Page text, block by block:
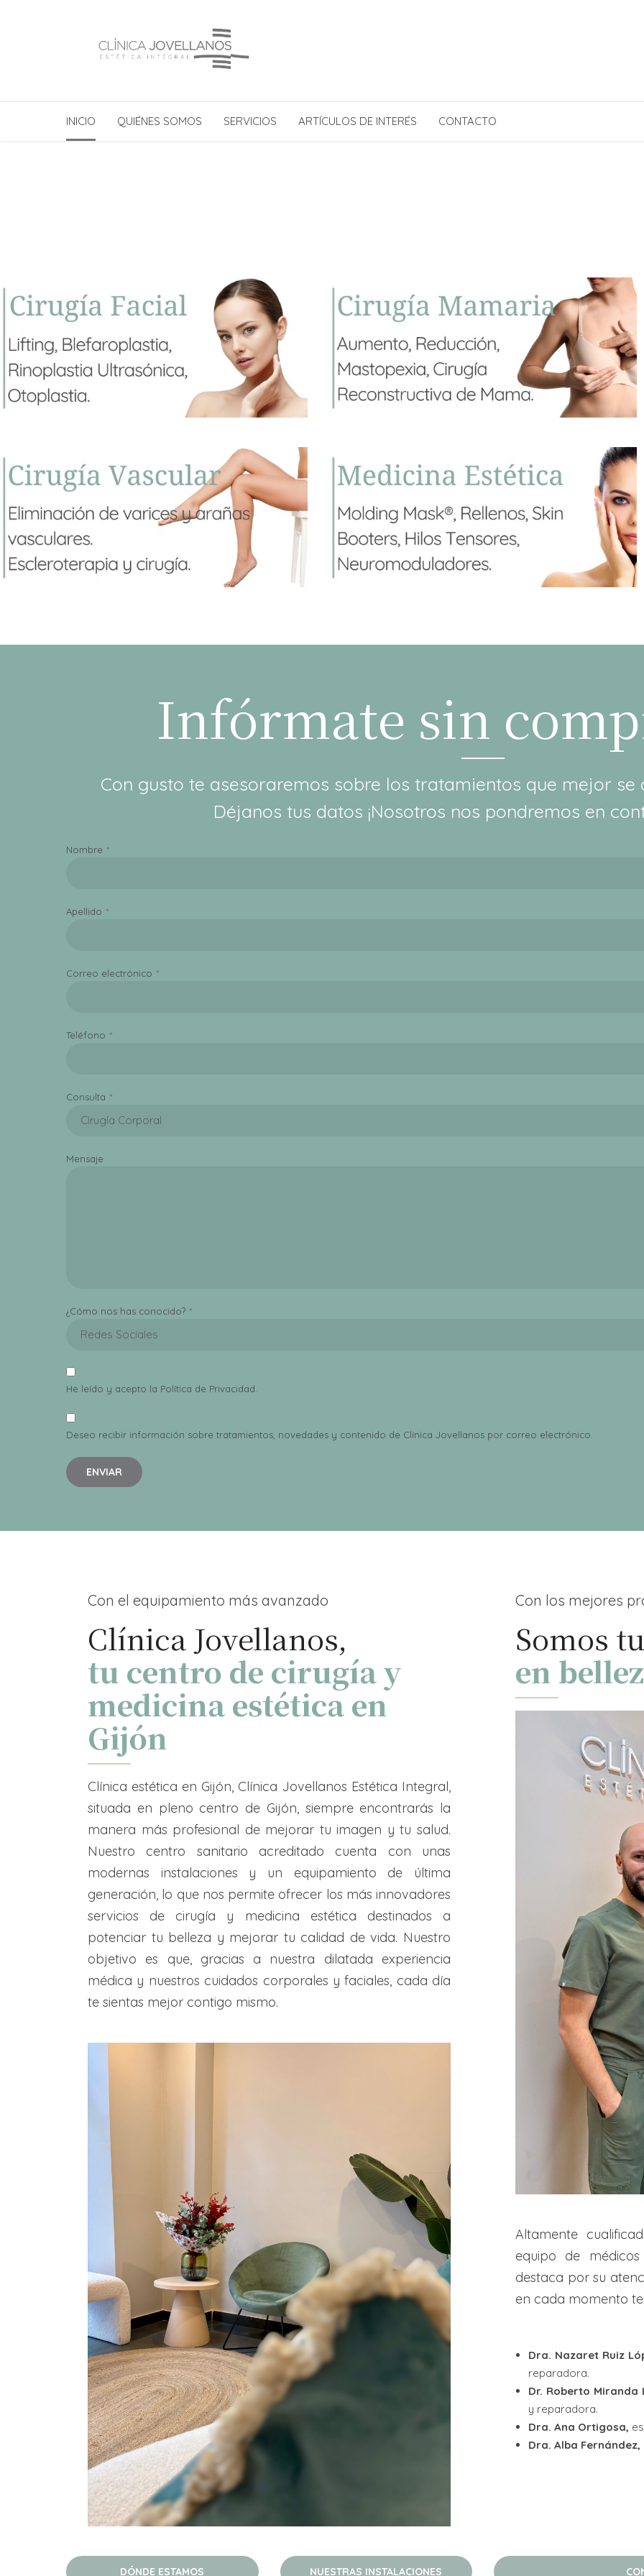
INICIO QUIÉNES SOMOS SERVICIOS ARTÍCULOS DE INTERÉS CONTACTO
Infórmate sin
Con gusto te asesoraremos sobre los tratamientos que mejor se
Déjanos tus datos ¡Nosotros nos pondremos en
Nombre
Apellido
Correo electrónico
Teléfono
Consulta
Cirugía Corporal
Mensaje
¿Cómo nos has conocido?
Redes Sociales
He leído y acepto la Política de Privacidad
Deseo recibir información sobre tratamientos, novedades y contenido de Clínica Jovellanos por correo electrónico.
Con el equipamiento más avanzado
Clínica Jovellanos,
tu centro de cirugía y
medicina estética en
Gijón
Clínica estética en Gijón, Clínica Jovellanos Estética Integral,
situada en pleno centro de Gijón, siempre encontrarás la
manera más profesional de mejorar tu imagen y tu salud.
Nuestro centro sanitario acreditado cuenta con unas
modernas instalaciones y un equipamiento de última
generación, lo que nos permite ofrecer los más innovadores
servicios de cirugía y medicina estética destinados a
potenciar tu belleza y mejorar tu calidad de vida. Nuestro
objetivo es que, gracias a nuestra dilatada experiencia
médica y nuestros cuidados corporales y faciales, cada día
te sientas mejor contigo mismo.
Con los mejores
Somos
en
Altamente
equipo de
destaca por su
en cada momento
Dra. Nazaret Ruiz
reparadora.
Dr. Roberto Miranda
y reparadora.
Dra. Ana Ortigosa,
Dra. Alba Fernández,
DÓNDE ESTAMOS NUESTRAS INSTALACIONES